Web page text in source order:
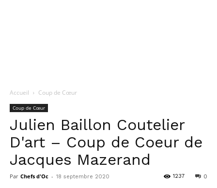
Accueil Coup de Cœur
Coup de Cœur
Julien Baillon Coutelier
D'art – Coup de Coeur de
Jacques Mazerand
Par Chefs d'Oc - 18 septembre 2020 0
1237